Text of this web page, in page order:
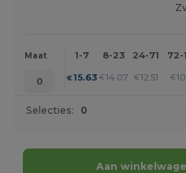
Maat 1-7 8-23 24-71 72-
0 €15.63 € 14.07 € 12.51 €
Selecties: 0
Aan